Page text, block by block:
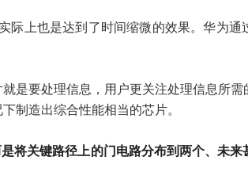
际上也是达到了时间缩微的效果。华为通
是要处理信息，用户更关注处理信息所需
制造出综合性能相当的芯片。
将关键路径上的门电路分布到两个、未